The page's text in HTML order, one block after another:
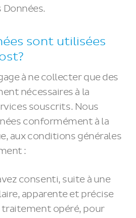
sont utilisées
à ne collecter que des
nécessaires à la
souscrits. Nous
conformément à la
aux conditions générales
:
consenti, suite à une
apparente et précise
opéré, pour